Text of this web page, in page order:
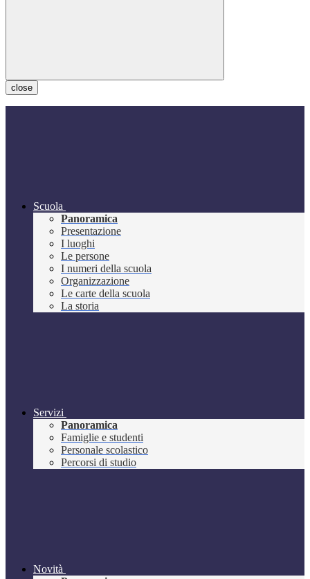
close
Scuola
Panoramica
Presentazione
I luoghi
Le persone
I numeri della scuola
Organizzazione
Le carte della scuola
La storia
Servizi
Panoramica
Famiglie e studenti
Personale scolastico
Percorsi di studio
Novità